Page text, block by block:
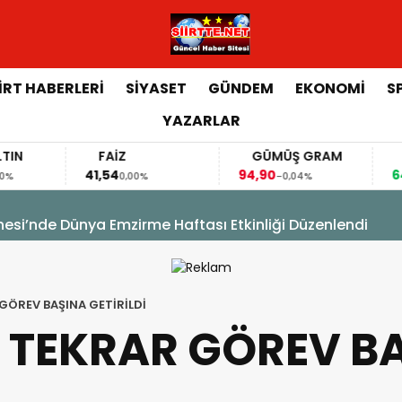
HABERLERİ SİYASET GÜNDEM EKONOMİ
YAZARLAR
41,54
GÜMÜŞ GRAM
-0,04%
BITCOIN
Hacıoğlu, Kurtalan Sağlıklı Hayat Merkezini Ziyaret
BAŞINA GETİRİLDİ
GÖREV